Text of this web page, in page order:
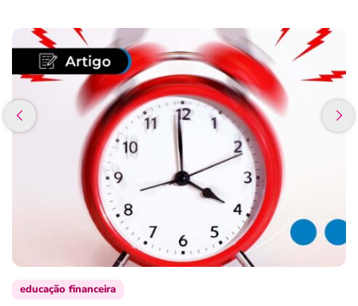
educação financeira